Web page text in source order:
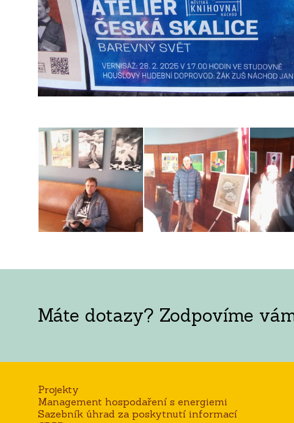
Máte dotazy? Zodpovíme
Projekty
Management hospodaření s energiemi
Sazebník úhrad za poskytnutí informací